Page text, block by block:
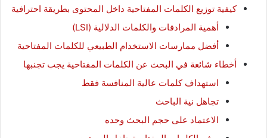
كيفية توزيع الكلمات المفتاحية داخل المحتوى بطريقة احترافية
أهمية المرادفات والكلمات الدلالية (LSI)
أفضل ممارسات الاستخدام الطبيعي للكلمات المفتاحية
أخطاء شائعة في البحث عن الكلمات المفتاحية يجب تجنبها
استهداف كلمات عالية المنافسة فقط
تجاهل نية الباحث
الاعتماد على حجم البحث وحده